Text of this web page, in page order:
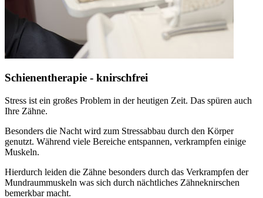
Schienentherapie - knirschfrei
Stress ist ein großes Problem in der heutigen Zeit. Das spüren auch
Ihre Zähne.
Besonders die Nacht wird zum Stressabbau durch den Körper
genutzt. Während viele Bereiche entspannen, verkrampfen einige
Muskeln.
Hierdurch leiden die Zähne besonders durch das Verkrampfen der
Mundraummuskeln was sich durch nächtliches Zähneknirschen
bemerkbar macht.